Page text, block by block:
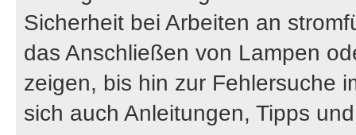
Sicherheit bei Arbeiten an
das Anschließen von Lampen
zeigen, bis hin zur Fehlersuche
sich auch Anleitungen, Tipps